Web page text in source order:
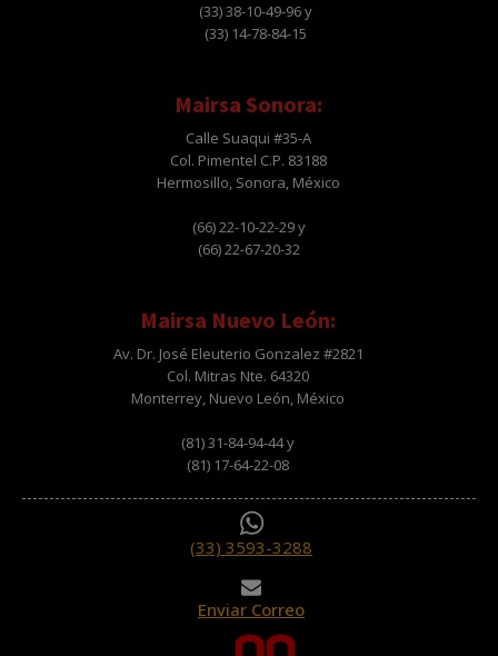
(33) 38-10-49-96 y
(33) 14-78-84-15
Mairsa Sonora:
Calle Suaqui #35-A
Col. Pimentel C.P. 83188
Hermosillo, Sonora, México
(66) 22-10-22-29 y
(66) 22-67-20-32
Mairsa Nuevo León:
Av. Dr. José Eleuterio Gonzalez #2821
Col. Mitras Nte. 64320
Monterrey, Nuevo León, México
(81) 31-84-94-44 y
(81) 17-64-22-08
(33) 3593-3288
Enviar Correo